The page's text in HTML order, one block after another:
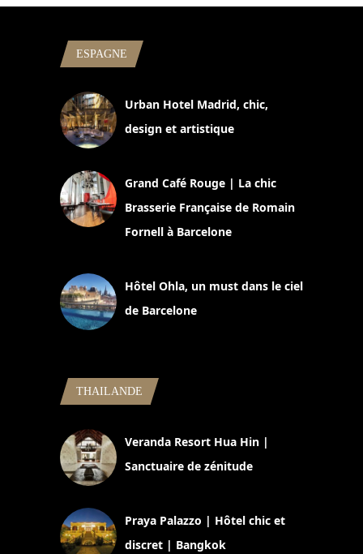
ESPAGNE
Urban Hotel Madrid, chic,
design et artistique
Grand Café Rouge | La chic
Brasserie Française de Romain
Fornell à Barcelone
Hôtel Ohla, un must dans le ciel
de Barcelone
THAILANDE
Veranda Resort Hua Hin |
Sanctuaire de zénitude
Praya Palazzo | Hôtel chic et
discret | Bangkok